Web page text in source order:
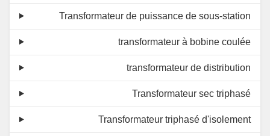
Transformateur de puissance de sous-station
transformateur à bobine coulée
transformateur de distribution
Transformateur sec triphasé
Transformateur triphasé d'isolement